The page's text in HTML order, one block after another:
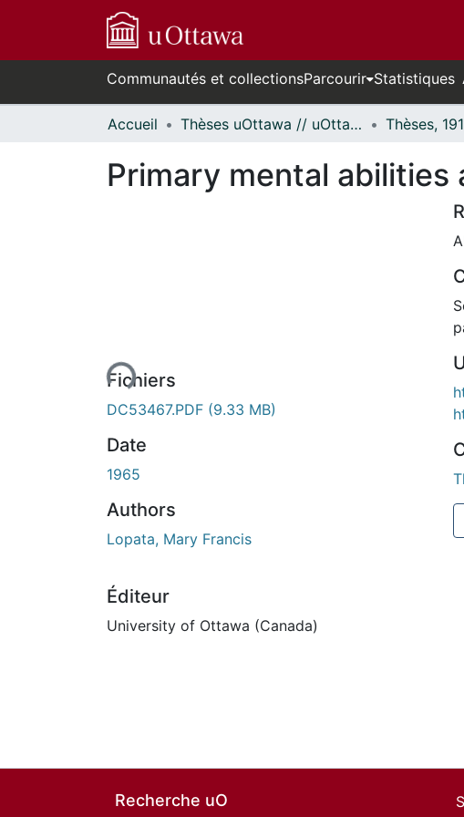
Communautés et collectionsParcourir Statistiques
Accueil Thèses uOttawa // uOttawa Theses
Primary mental abilities
de chargement...Fichiers
DC53467.PDF (9.33 MB)
Date
1965
Authors
Lopata, Mary Francis
Éditeur
University of Ottawa (Canada)
Recherche uO